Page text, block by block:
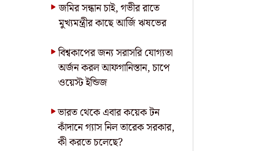
জমির সন্ধান চাই, গভীর রাতে
মুখ্যমন্ত্রীর কাছে আর্জি ঋষভের
বিশ্বকাপের জন্য সরাসরি যোগ্যতা
অর্জন করল আফগানিস্তান, চাপে
ওয়েস্ট ইন্ডিজ
ভারত থেকে এবার কয়েক টন
কাঁদানে গ্যাস নিল তারেক সরকার,
কী করতে চলেছে?